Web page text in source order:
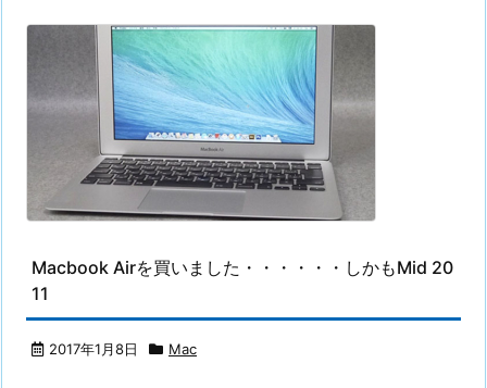
Macbook Airを買いました・・・・・・しかもMid 20
11
2017年1月8日 Mac